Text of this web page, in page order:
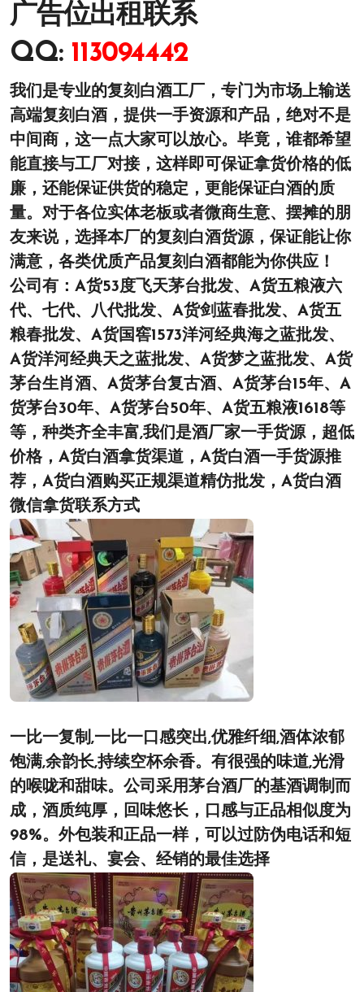
广告位出租联系
QQ: 113094442
我们是专业的复刻白酒工厂，专门为市场上输送
高端复刻白酒，提供一手资源和产品，绝对不是
中间商，这一点大家可以放心。毕竟，谁都希望
能直接与工厂对接，这样即可保证拿货价格的低
廉，还能保证供货的稳定，更能保证白酒的质
量。对于各位实体老板或者微商生意、摆摊的朋
友来说，选择本厂的复刻白酒货源，保证能让你
满意，各类优质产品复刻白酒都能为你供应！
公司有：A货53度飞天茅台批发、A货五粮液六
代、七代、八代批发、A货剑蓝春批发、A货五
粮春批发、A货国窖1573洋河经典海之蓝批发、
A货洋河经典天之蓝批发、A货梦之蓝批发、A货
茅台生肖酒、A货茅台复古酒、A货茅台15年、A
货茅台30年、A货茅台50年、A货五粮液1618等
等，种类齐全丰富,我们是酒厂家一手货源，超低
价格，A货白酒拿货渠道，A货白酒一手货源推
荐，A货白酒购买正规渠道精仿批发，A货白酒
微信拿货联系方式
一比一复制,一比一口感突出,优雅纤细,酒体浓郁
饱满,余韵长,持续空杯余香。有很强的味道,光滑
的喉咙和甜味。公司采用茅台酒厂的基酒调制而
成，酒质纯厚，回味悠长，口感与正品相似度为
98%。外包装和正品一样，可以过防伪电话和短
信，是送礼、宴会、经销的最佳选择